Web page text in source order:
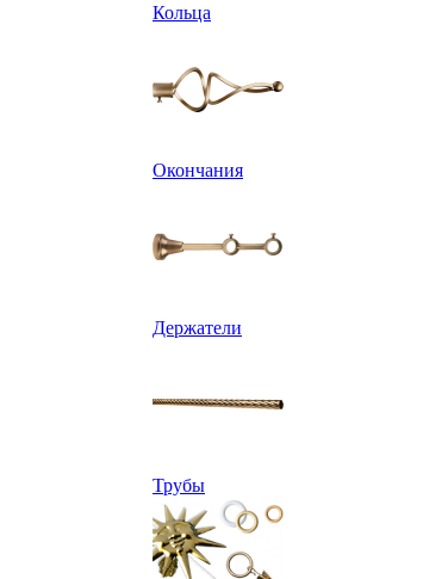
Кольца
Окончания
Держатели
Трубы